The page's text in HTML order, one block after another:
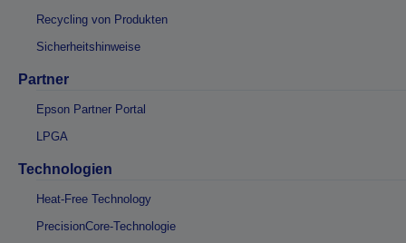
Recycling von Produkten
Sicherheitshinweise
Partner
Epson Partner Portal
LPGA
Technologien
Heat-Free Technology
PrecisionCore-Technologie